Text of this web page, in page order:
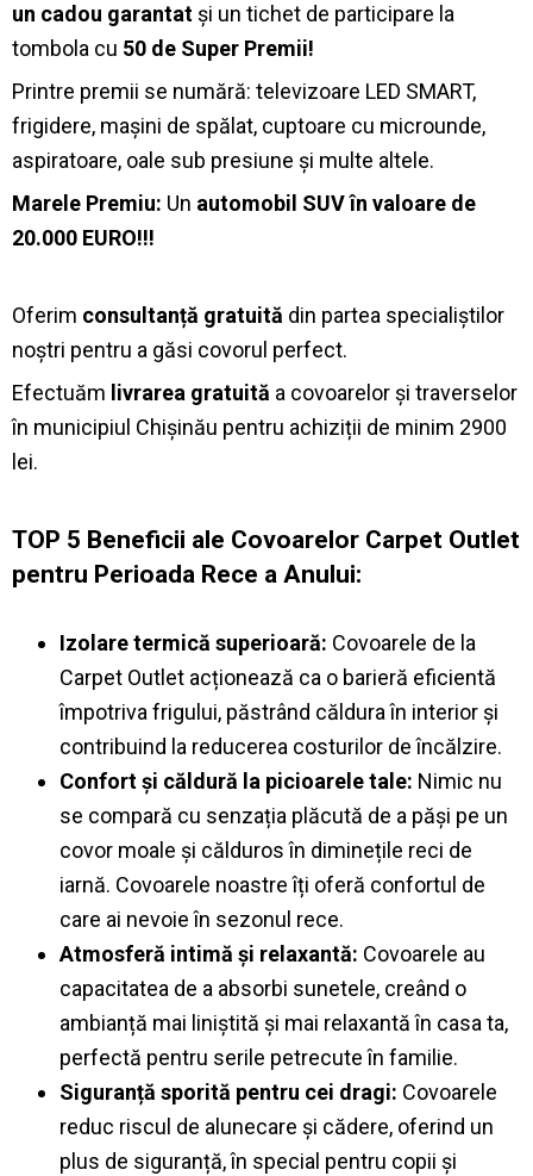
un cadou garantat și un tichet de participare la
tombola cu 50 de Super Premii!
Printre premii se numără: televizoare LED SMART,
frigidere, mașini de spălat, cuptoare cu microunde,
aspiratoare, oale sub presiune și multe altele.
Marele Premiu: Un automobil SUV în valoare de
20.000 EURO!!!
Oferim consultanță gratuită din partea specialiștilor
noștri pentru a găsi covorul perfect.
Efectuăm livrarea gratuită a covoarelor și traverselor
în municipiul Chișinău pentru achiziții de minim 2900
lei.
TOP 5 Beneficii ale Covoarelor Carpet Outlet
pentru Perioada Rece a Anului:
Izolare termică superioară: Covoarele de la
Carpet Outlet acționează ca o barieră eficientă
împotriva frigului, păstrând căldura în interior și
contribuind la reducerea costurilor de încălzire.
Confort și căldură la picioarele tale: Nimic nu
se compară cu senzația plăcută de a păși pe un
covor moale și călduros în diminețile reci de
iarnă. Covoarele noastre îți oferă confortul de
care ai nevoie în sezonul rece.
Atmosferă intimă și relaxantă: Covoarele au
capacitatea de a absorbi sunetele, creând o
ambianță mai liniștită și mai relaxantă în casa ta,
perfectă pentru serile petrecute în familie.
Siguranță sporită pentru cei dragi: Covoarele
reduc riscul de alunecare și cădere, oferind un
plus de siguranță, în special pentru copii și